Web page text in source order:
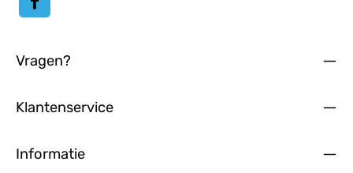
Vragen?
Klantenservice
Informatie